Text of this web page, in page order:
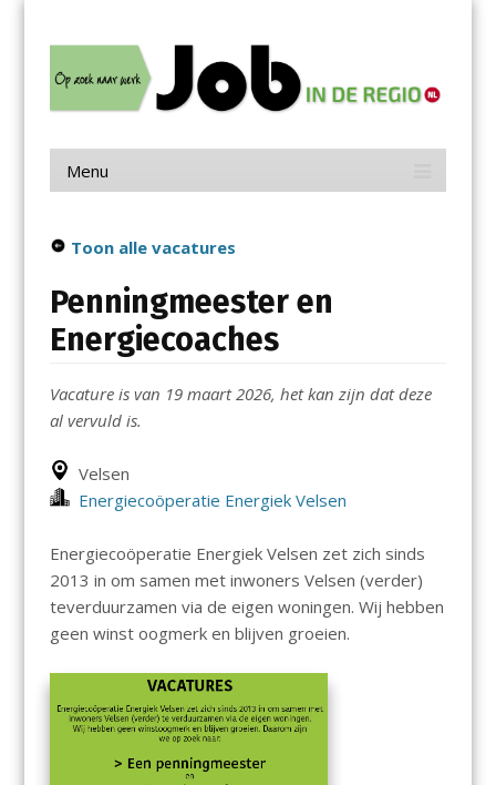
contentJob in de Regio
Menu
Toon alle vacatures
Penningmeester en
Energiecoaches
Vacature is van 19 maart 2026, het kan zijn dat deze
al vervuld is.
Velsen
Energiecoöperatie Energiek Velsen
Energiecoöperatie Energiek Velsen zet zich sinds
2013 in om samen met inwoners Velsen (verder)
teverduurzamen via de eigen woningen. Wij hebben
geen winst oogmerk en blijven groeien.